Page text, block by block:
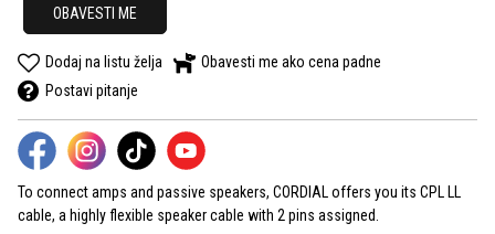
OBAVESTI ME
Dodaj na listu želja
Obavesti me ako cena padne
Postavi pitanje
To connect amps and passive speakers, CORDIAL offers you its CPL LL
cable, a highly flexible speaker cable with 2 pins assigned.